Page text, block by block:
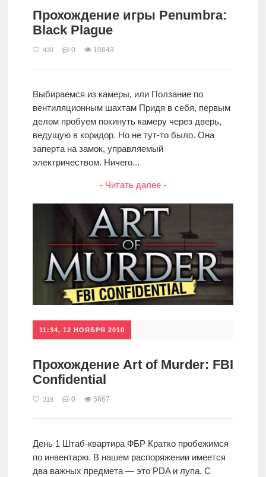
Прохождение игры Penumbra:
Black Plague
439 0 10843
Выбираемся из камеры, или Ползание по
вентиляционным шахтам Придя в себя, первым
делом пробуем покинуть камеру через дверь,
ведущую в коридор. Но не тут-то было. Она
заперта на замок, управляемый
электричеством. Ничего...
- Читать далее -
11:34, 12 НОЯБРЯ 2010
Прохождение Art of Murder: FBI
Confidential
319 0 5867
День 1 Штаб-квартира ФБР Кратко пробежимся
по инвентарю. В нашем распоряжении имеется
два важных предмета — это PDA и лупа. С